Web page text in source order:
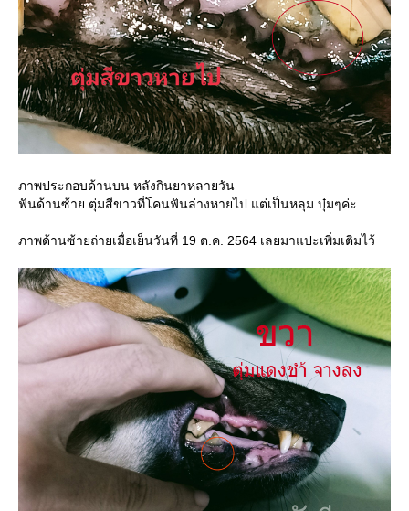
ภาพประกอบด้านบน หลังกินยาหลายวัน
ฟันด้านซ้าย ตุ่มสีขาวที่โคนฟันล่างหายไป แต่เป็นหลุม บุ๋มๆค่ะ
ภาพด้านซ้ายถ่ายเมื่อเย็นวันที่ 19 ต.ค. 2564 เลยมาแปะเพิ่มเติมไว้